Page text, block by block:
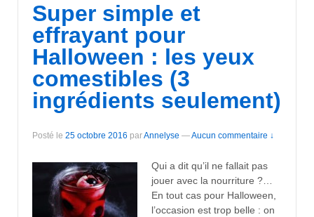
Super simple et
effrayant pour
Halloween : les yeux
comestibles (3
ingrédients seulement)
Posté le 25 octobre 2016 parAnnelyse —Aucun commentaire ↓
Qui a dit qu’il ne fallait pas
jouer avec la nourriture ?…
En tout cas pour Halloween,
l’occasion est trop belle : on